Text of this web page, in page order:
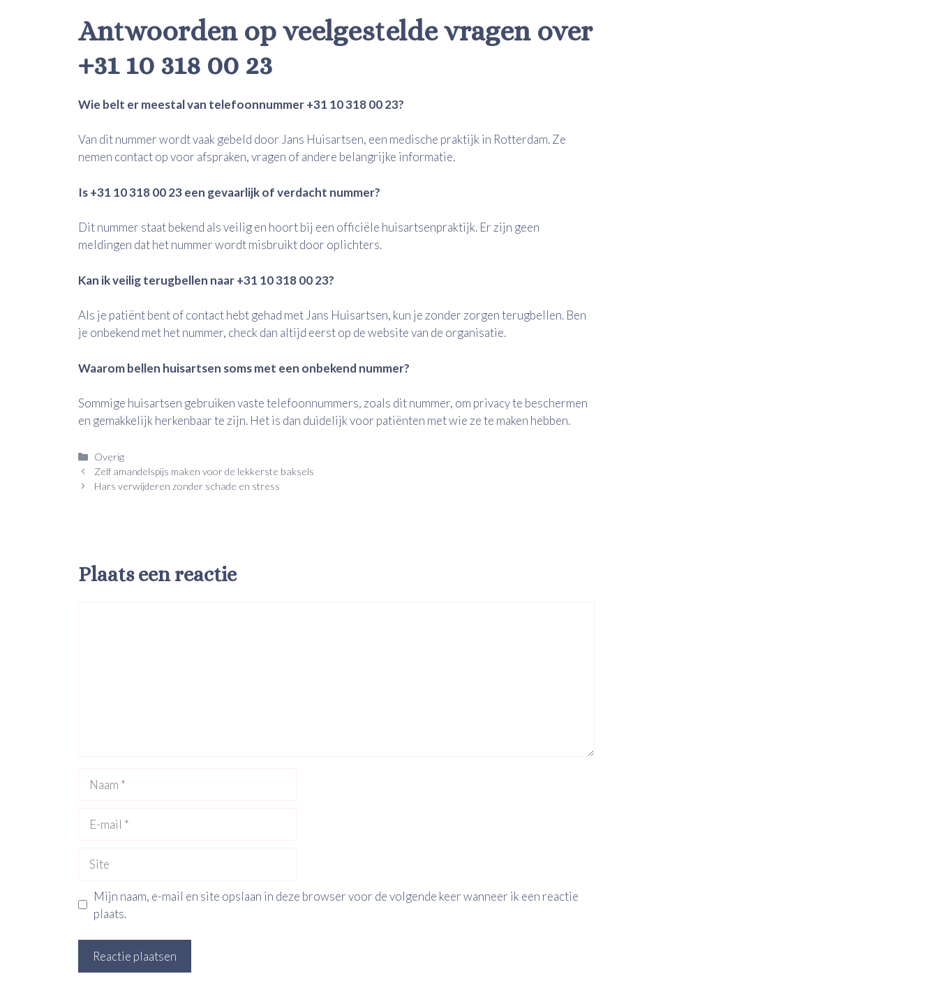
Antwoorden op veelgestelde vragen over
+31 10 318 00 23
Wie belt er meestal van telefoonnummer +31 10 318 00 23?
Van dit nummer wordt vaak gebeld door Jans Huisartsen, een medische praktijk in Rotterdam. Ze
nemen contact op voor afspraken, vragen of andere belangrijke informatie.
Is +31 10 318 00 23 een gevaarlijk of verdacht nummer?
Dit nummer staat bekend als veilig en hoort bij een officiële huisartsenpraktijk. Er zijn geen
meldingen dat het nummer wordt misbruikt door oplichters.
Kan ik veilig terugbellen naar +31 10 318 00 23?
Als je patiënt bent of contact hebt gehad met Jans Huisartsen, kun je zonder zorgen terugbellen. Ben
je onbekend met het nummer, check dan altijd eerst op de website van de organisatie.
Waarom bellen huisartsen soms met een onbekend nummer?
Sommige huisartsen gebruiken vaste telefoonnummers, zoals dit nummer, om privacy te beschermen
en gemakkelijk herkenbaar te zijn. Het is dan duidelijk voor patiënten met wie ze te maken hebben.
Categorieën
Overig
Zelf amandelspijs maken voor de lekkerste baksels
Hars verwijderen zonder schade en stress
Plaats een reactie
mail
Mijn naam, e-mail en site opslaan in deze browser voor de volgende keer wanneer ik een reactie
plaats.